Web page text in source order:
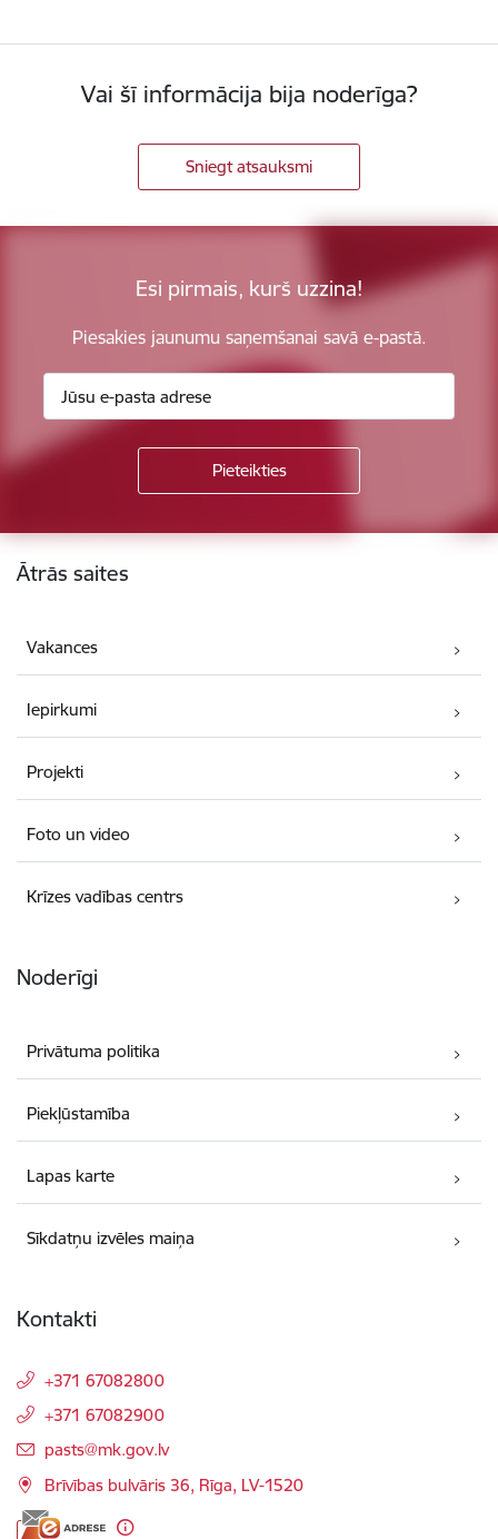
Vai šī informācija bija noderīga?
Sniegt atsauksmi
Esi pirmais, kurš uzzina!
Piesakies jaunumu saņemšanai savā e-pastā.
Kājene
Ātrās saites
Vakances
Iepirkumi
Projekti
Foto un video
Krīzes vadības centrs
Noderīgi
Privātuma politika
Piekļūstamība
Lapas karte
Sīkdatņu izvēles maiņa
Kontakti
+371 67082800
+371 67082900
E-pasts:
pasts@mk.gov.lv
Brīvības bulvāris 36, Rīga, LV-1520